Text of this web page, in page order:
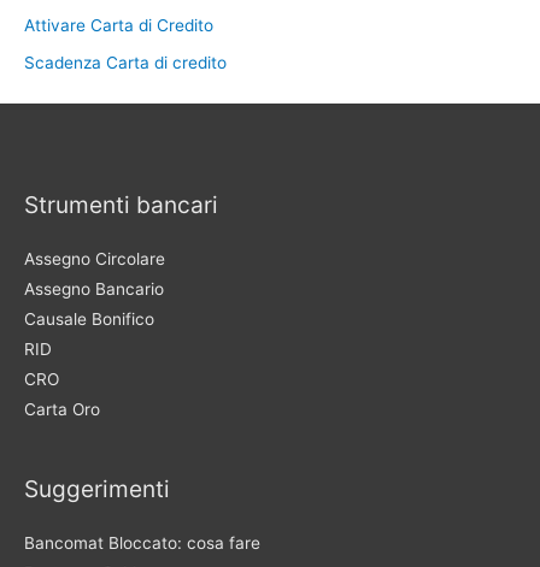
Attivare Carta di Credito
Scadenza Carta di credito
Strumenti bancari
Assegno Circolare
Assegno Bancario
Causale Bonifico
RID
CRO
Carta Oro
Suggerimenti
Bancomat Bloccato: cosa fare